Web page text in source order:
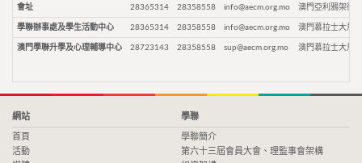
會址 28365314 28358558 info@aecm.org.mo 澳門亞利鴉架街9
學聯辦事處及學生活動中心 28365314 28358558 info@aecm.org.mo 澳門慕拉士大馬
澳門學聯升學及心理輔導中心 28723143 28358558 sup@aecm.org.mo 澳門慕拉士大馬
網站
首頁
活動
學聯
學聯簡介
第六十三屆會員大會、理監事會架構